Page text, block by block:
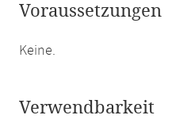
Voraussetzungen
Keine.
Verwendbarkeit